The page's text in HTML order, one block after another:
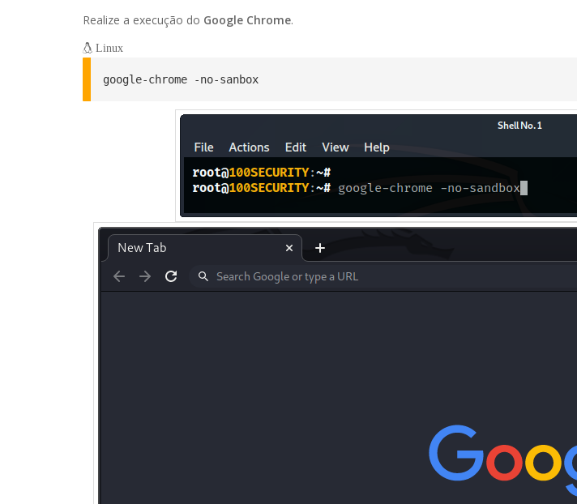
Realize a execução do Google Chrome.
Linux
google-chrome -no-sanbox